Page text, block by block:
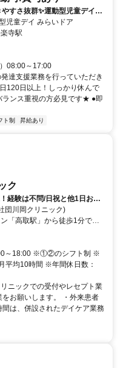
やすさ抜群✨運動型児童デイサ
児童デイ みらいドア
寺駅
08:00～17:00
達支援業務を行っていただき
120日以上！しっかり休んで
ンス重視の方必見です★ ●即
ト制 昇給あり
ク
経験は不問/日祝と他1日お休
団川岡クリニック)
～18:00 ※①②のシフト制 ※
平均10時間 ※年間休日数：
ニックでの受付やレセプト業
お願いします。 ・外来患者
は、併設されたデイケア業務